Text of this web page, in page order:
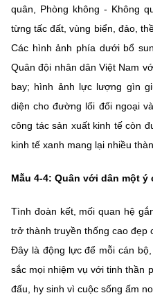
quân, Phòng không - Không
từng tấc đất, vùng biển, đảo,
Các hình ảnh phía dưới bổ
Quân đội nhân dân Việt Nam
bay; hình ảnh lực lượng gìn
diện cho đường lối đối ngoại
công tác sản xuất kinh tế còn
kinh tế xanh mang lại nhiều
Mẫu 4-4: Quân với dân một ý
Tình đoàn kết, mối quan hệ
trở thành truyền thống cao đẹp
Đây là động lực để mỗi cán
sắc mọi nhiệm vụ với tinh thần
đấu, hy sinh vì cuộc sống ấm